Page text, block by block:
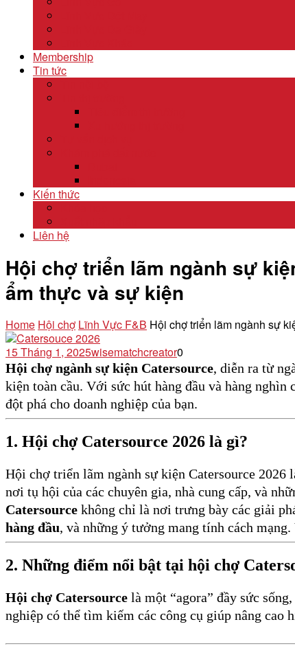
Membership
Tin tức
Kiến thức
Liên hệ
Hội chợ triển lãm ngành sự
ẩm thực và sự kiện
Home Hội chợ Lĩnh Vực F&B Hội chợ triển lãm ngành sự
15 Tháng 1, 2025wisematchcreator0
Hội chợ ngành sự kiện Catersource, diễn ra từ
kiện toàn cầu. Với sức hút hàng đầu và hàng
đột phá cho doanh nghiệp của bạn.
1. Hội chợ Catersource 2026 là gì?
Hội chợ triển lãm ngành sự kiện Catersource
nơi tụ hội của các chuyên gia, nhà cung cấp, và
Catersource không chỉ là nơi trưng bày các giải
hàng đầu, và những ý tưởng mang tính cách
2. Những điểm nổi bật tại hội chợ
Hội chợ Catersource là một “agora” đầy sức
nghiệp có thể tìm kiếm các công cụ giúp nâng cao